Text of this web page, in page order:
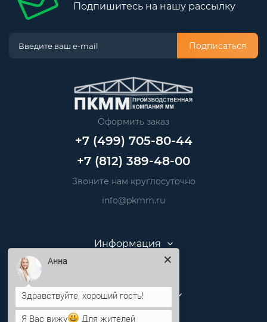
Подпишитесь на нашу рассылку
Подписаться
Оформить заказ
+7 (499) 705-80-44
+7 (812) 389-48-00
Звоните нам круглосуточно
info@pkmm.ru
Информация
Личный кабинет
Здравствуйте, хороший гость!